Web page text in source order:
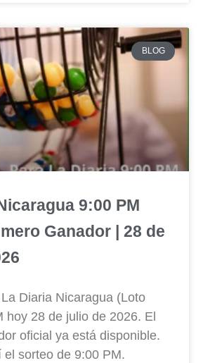
BLOG
9:00 PM
Ganador | 28 de
Diaria Nicaragua (Loto
hoy 28 de julio de 2026. El
oficial ya está disponible.
el sorteo de 9:00 PM.